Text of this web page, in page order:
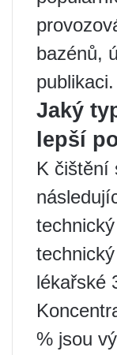
bazénů,
publikaci.
Jaký
lepší
K čištění
lékařské
% jsou